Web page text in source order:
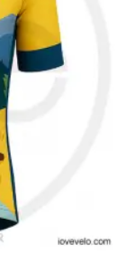
être
choisies
sur
la
page
produit